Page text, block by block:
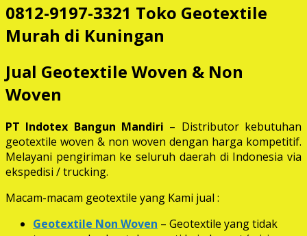
0812-9197-3321 Toko Geotextile
Murah di Kuningan
Jual Geotextile Woven & Non
Woven
PT Indotex Bangun Mandiri – Distributor kebutuhan
geotextile woven & non woven dengan harga kompetitif.
Melayani pengiriman ke seluruh daerah di Indonesia via
ekspedisi / trucking.
Macam-macam geotextile yang Kami jual :
Geotextile Non Woven – Geotextile yang tidak